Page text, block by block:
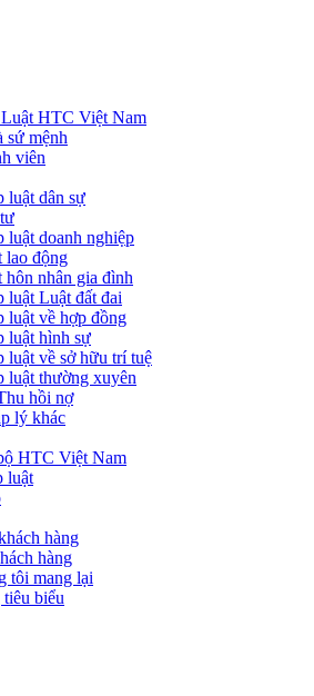
HTC Việt Nam
sứ mệnh
viên
luật dân sự
luật doanh nghiệp
lao động
nhân gia đình
luật Luật đất đai
luật về hợp đồng
luật hình sự
luật về sở hữu trí tuệ
luật thường xuyên
hồi nợ
lý khác
HTC Việt Nam
luật
hàng
hàng
tôi mang lại
biểu